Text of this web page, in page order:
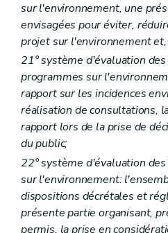
Section première
Art. R 55
Section 2 Projets
Art. R 56
Section 3 Forme et
Art. R 57
Chapitre IV Auteurs
Section première
Sous-section
Art. R 58
Art. R 59
Sous-section 3
Art. R 60
Art. R 61
Art. R 62
Art. R 63
sur l'environnement, une
envisagées pour éviter,
projet sur l'environnement
21° système d'évaluation
programmes sur
rapport sur les incidences
réalisation de consultations,
rapport lors de la prise de
du public;
22° système d'évaluation
sur l'environnement:
dispositions décrétales et
présente partie organisant,
permis, la prise en